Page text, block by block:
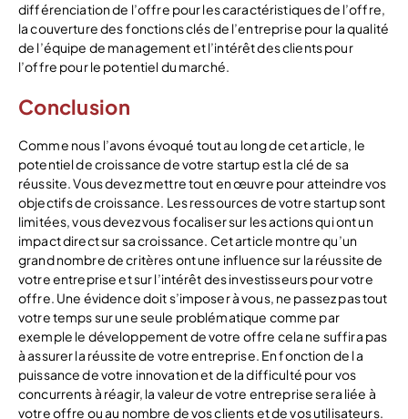
différenciation de l’offre pour les caractéristiques de l’offre,
la couverture des fonctions clés de l’entreprise pour la qualité
de l’équipe de management et l’intérêt des clients pour
l’offre pour le potentiel du marché.
Conclusion
Comme nous l’avons évoqué tout au long de cet article, le
potentiel de croissance de votre startup est la clé de sa
réussite. Vous devez mettre tout en œuvre pour atteindre vos
objectifs de croissance. Les ressources de votre startup sont
limitées, vous devez vous focaliser sur les actions qui ont un
impact direct sur sa croissance. Cet article montre qu’un
grand nombre de critères ont une influence sur la réussite de
votre entreprise et sur l’intérêt des investisseurs pour votre
offre. Une évidence doit s’imposer à vous, ne passez pas tout
votre temps sur une seule problématique comme par
exemple le développement de votre offre cela ne suffira pas
à assurer la réussite de votre entreprise. En fonction de l a
puissance de votre innovation et de la difficulté pour vos
concurrents à réagir, la valeur de votre entreprise sera liée à
votre offre ou au nombre de vos clients et de vos utilisateurs.